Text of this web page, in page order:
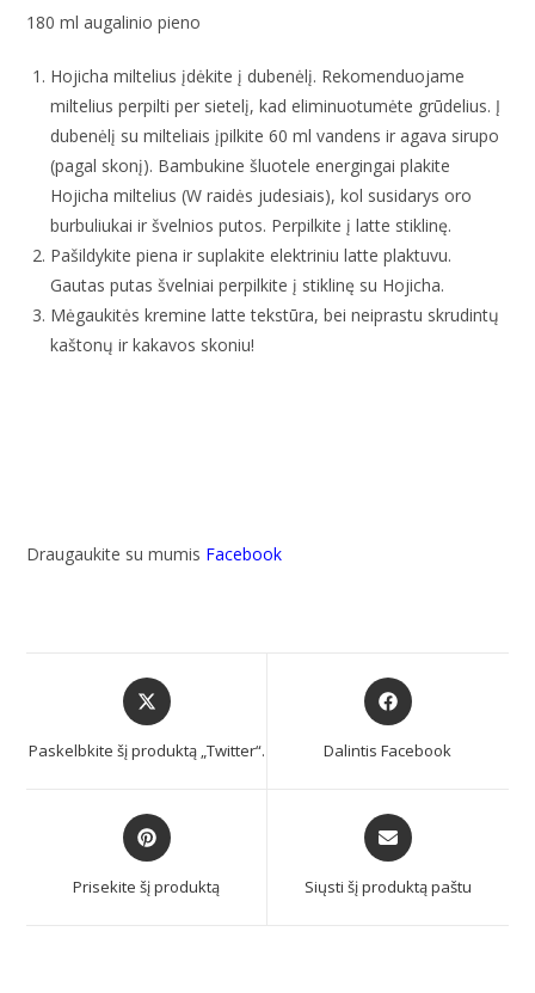
180 ml augalinio pieno
Hojicha miltelius įdėkite į dubenėlį. Rekomenduojame
miltelius perpilti per sietelį, kad eliminuotumėte grūdelius. Į
dubenėlį su milteliais įpilkite 60 ml vandens ir agava sirupo
(pagal skonį). Bambukine šluotele energingai plakite
Hojicha miltelius (W raidės judesiais), kol susidarys oro
burbuliukai ir švelnios putos. Perpilkite į latte stiklinę.
Pašildykite piena ir suplakite elektriniu latte plaktuvu.
Gautas putas švelniai perpilkite į stiklinę su Hojicha.
Mėgaukitės kremine latte tekstūra, bei neiprastu skrudintų
kaštonų ir kakavos skoniu!
Draugaukite su mumis Facebook
Paskelbkite šį produktą „Twitter“. Dalintis Facebook
Prisekite šį produktą Siųsti šį produktą paštu